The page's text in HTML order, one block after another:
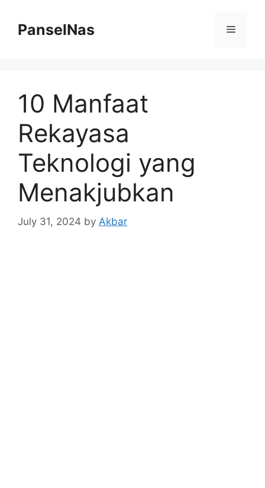
contentPanselNas Menu
10 Manfaat
Rekayasa
Teknologi yang
Menakjubkan
July 31, 2024 by Akbar